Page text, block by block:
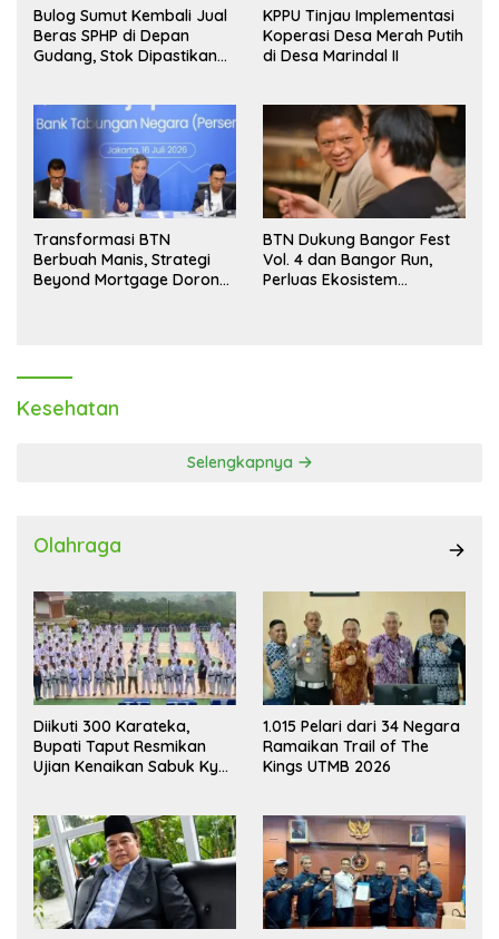
Bulog Sumut Kembali Jual
Beras SPHP di Depan
Gudang, Stok Dipastikan
KPPU Tinjau Implementasi
Koperasi Desa Merah Putih
di Desa Marindal II
Transformasi BTN
Berbuah Manis, Strategi
Beyond Mortgage Dorong
BTN Dukung Bangor Fest
Vol. 4 dan Bangor Run,
Perluas Ekosistem
Kesehatan
Selengkapnya
Olahraga
Diikuti 300 Karateka,
Bupati Taput Resmikan
Ujian Kenaikan Sabuk Kyu
1.015 Pelari dari 34 Negara
Ramaikan Trail of The
Kings UTMB 2026